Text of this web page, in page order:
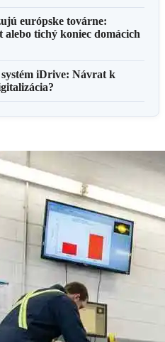
európske továrne:
tichý koniec domácich
iDrive: Návrat k